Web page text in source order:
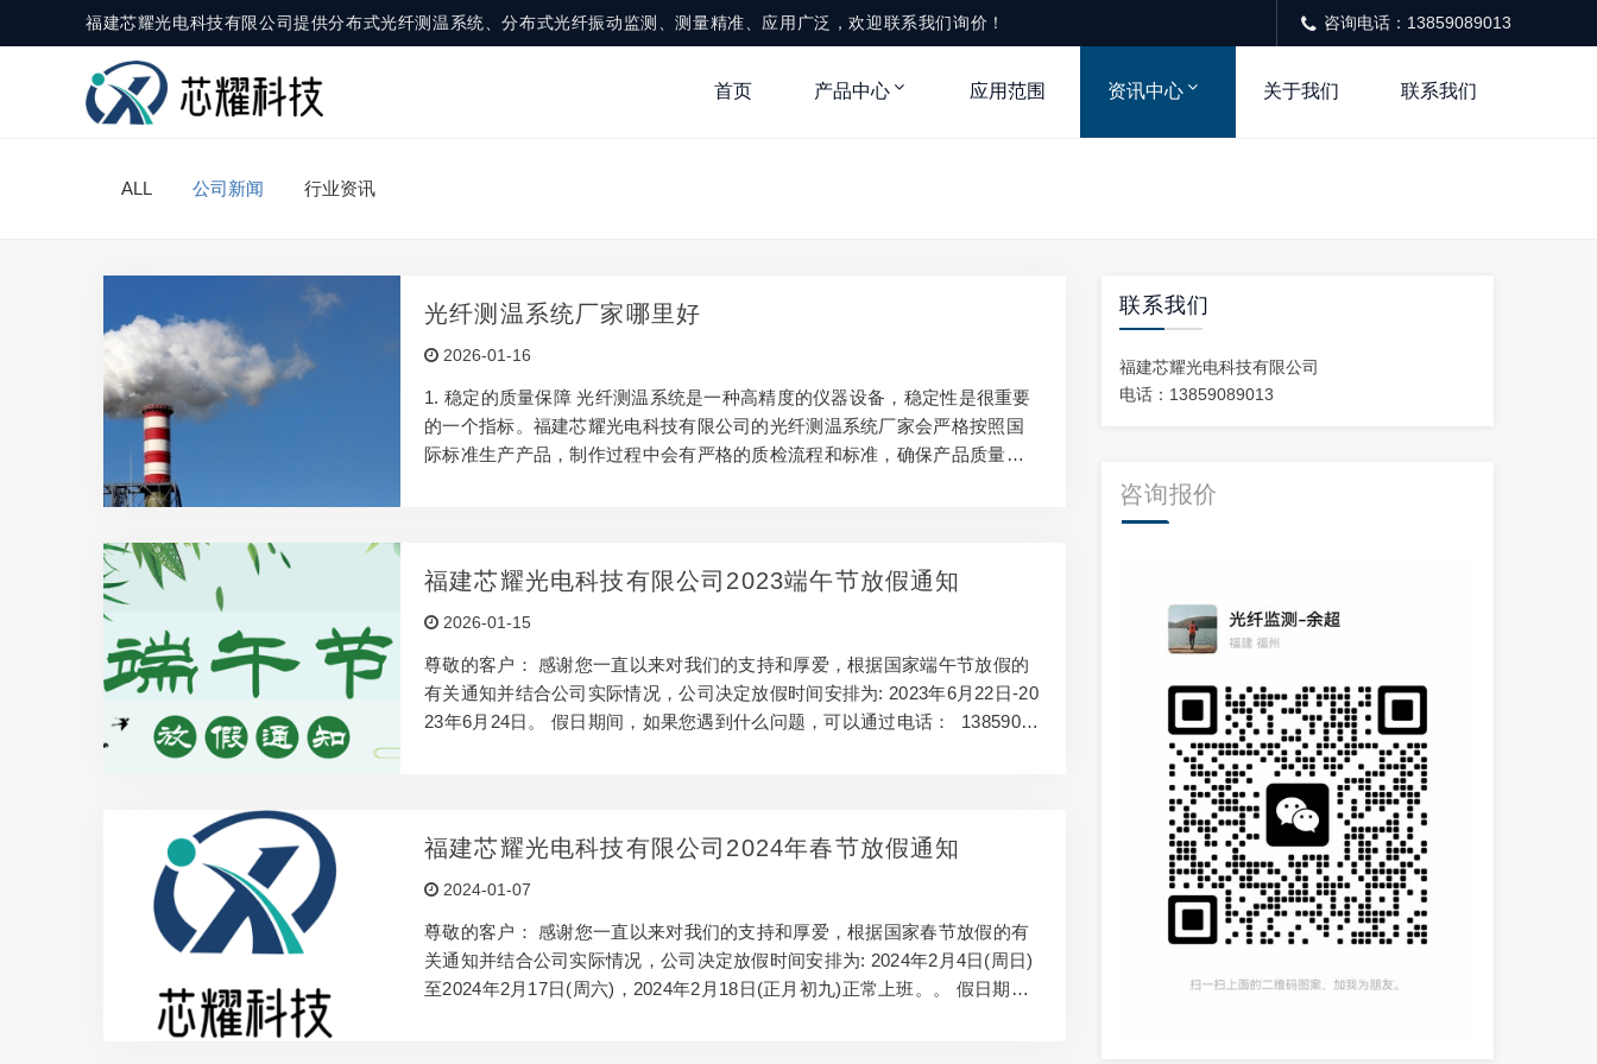
福建芯耀光电科技有限公司提供分布式光纤测温系统、分布式光纤振动监测、测量精准、应用广泛，欢迎联系我们询价！ 咨询电话：13859089013
首页 产品中心 应用范围 资讯中心 关于我们 联系我们
ALL 公司新闻 行业资讯
光纤测温系统厂家哪里好
2026-01-16
1. 稳定的质量保障 光纤测温系统是一种高精度的仪器设备，稳定性是很重要
的一个指标。福建芯耀光电科技有限公司的光纤测温系统厂家会严格按照国
际标准生产产品，制作过程中会有严格的质检流程和标准，确保产品质量的
对于一些特殊应用领域，还会提供量身定制的解决方案，以满足客户特殊需
求。 3. 多样化的产品线 好的光纤测温系统厂家会拥有多样化的产品线，以满
足不同用户的需求。不同型号的光纤测温系统适用于各种…
福建芯耀光电科技有限公司2023端午节放假通知
2026-01-15
尊敬的客户： 感谢您一直以来对我们的支持和厚爱，根据国家端午节放假的
有关通知并结合公司实际情况，公司决定放假时间安排为: 2023年6月22日-20
23年6月24日。 假日期间，如果您遇到什么问题，可以通过电话： 13859089
福建芯耀光电科技有限公司2024年春节放假通知
2024-01-07
尊敬的客户： 感谢您一直以来对我们的支持和厚爱，根据国家春节放假的有
关通知并结合公司实际情况，公司决定放假时间安排为: 2024年2月4日(周日)
至2024年2月17日(周六)，2024年2月18日(正月初九)正常上班。。 假日期
联系我们
福建芯耀光电科技有限公司
电话：13859089013
咨询报价